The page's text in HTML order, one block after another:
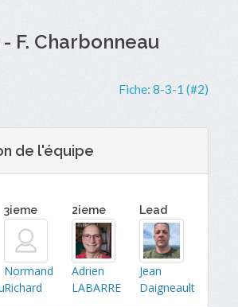
F. Charbonneau
Fiche: 8-3-1 (#2)
de l'équipe
3ieme
Normand
Richard
2ieme
Adrien
LABARRE
Lead
Jean
Daigneault